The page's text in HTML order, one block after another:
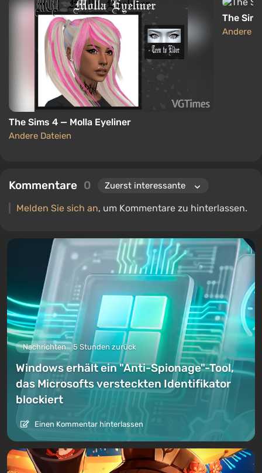
The Sims 4 — Molla Eyeliner
Andere Dateien
The
Andere
Kommentare 0
Melden Sie sich an, um Kommentare zu hinterlassen.
Nachrichten 5 Stunden zurück
Windows erhält ein "Anti-Spionage"-Tool,
das Microsofts versteckten Identifikator
blockiert
Einen Kommentar hinterlassen